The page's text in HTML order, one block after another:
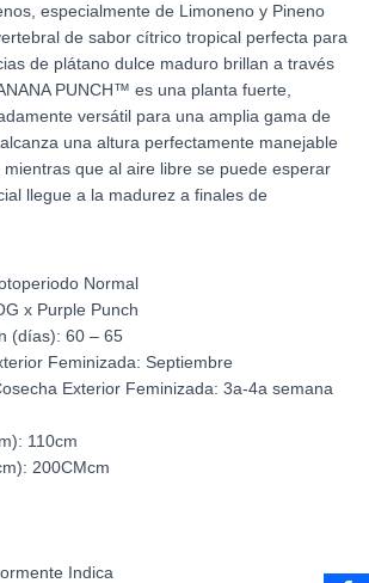
especialmente de Limoneno y Pineno
de sabor cítrico tropical perfecta para
de plátano dulce maduro brillan a través
PUNCH™ es una planta fuerte,
versátil para una amplia gama de
una altura perfectamente manejable
que al aire libre se puede esperar
llegue a la madurez a finales de
Normal
x Purple Punch
(días): 60 – 65
Feminizada: Septiembre
Exterior Feminizada: 3a-4a semana
110cm
200CMcm
Indica